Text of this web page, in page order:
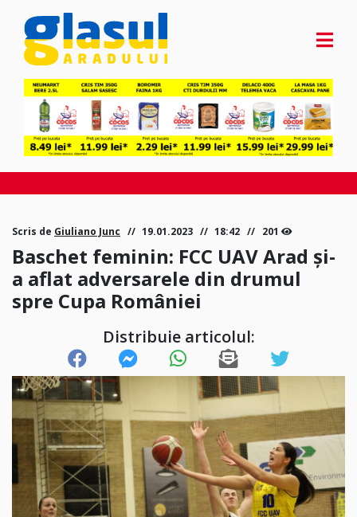
Scris de Giuliano Junc 19.01.2023 18:42 201
Baschet feminin: FCC UAV Arad și-
a aflat adversarele din drumul
spre Cupa României
Distribuie articolul: